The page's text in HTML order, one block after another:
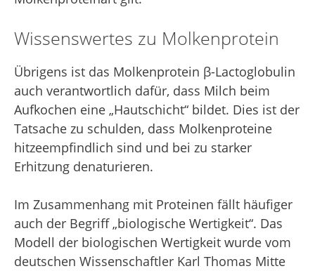
Wissenswertes zu Molkenprotein
Übrigens ist das Molkenprotein β-Lactoglobulin
auch verantwortlich dafür, dass Milch beim
Aufkochen eine „Hautschicht“ bildet. Dies ist der
Tatsache zu schulden, dass Molkenproteine
hitzeempfindlich sind und bei zu starker
Erhitzung denaturieren.
Im Zusammenhang mit Proteinen fällt häufiger
auch der Begriff „biologische Wertigkeit“. Das
Modell der biologischen Wertigkeit wurde vom
deutschen Wissenschaftler Karl Thomas Mitte